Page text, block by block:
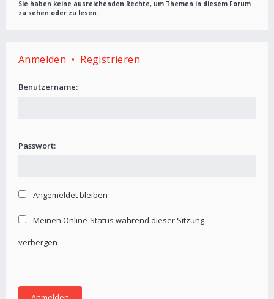
Sie haben keine ausreichenden Rechte, um Themen in diesem Forum
zu sehen oder zu lesen.
Anmelden • Registrieren
Benutzername:
Passwort:
Angemeldet bleiben
Meinen Online-Status während dieser Sitzung
verbergen